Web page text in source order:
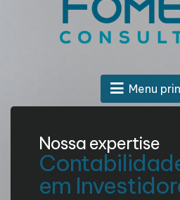
Menu
Nossa expertise
em